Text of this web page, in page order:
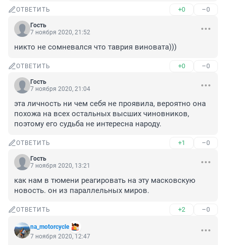
ОТВЕТИТЬ +0 –0
Гость
7 ноября 2020, 21:52
никто не сомневался что таврия виновата)))
ОТВЕТИТЬ +0 –0
Гость
7 ноября 2020, 21:04
эта личность ни чем себя не проявила, вероятно она
похожа на всех остальных высших чиновников,
поэтому его судьба не интересна народу.
ОТВЕТИТЬ +1 –0
Гость
7 ноября 2020, 13:21
как нам в тюмени реагировать на эту масковскую
новость. он из параллельных миров.
ОТВЕТИТЬ +2 –0
na_motorcycle
7 ноября 2020, 12:47